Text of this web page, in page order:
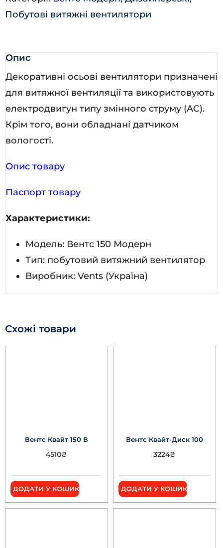
Побутові витяжні вентилятори
Опис
Декоративні осьові вентилятори призначені
для витяжної вентиляції та використовують
електродвигун типу змінного струму (AC).
Крім того, вони обладнані датчиком
вологості.
Опис товару
Паспорт товару
Характеристики:
Модель: Вентс 150 Модерн
Тип: побутовий витяжний вентилятор
Виробник: Vents (Україна)
Схожі товари
Вентс Квайт 150 В
4510₴
ДОДАТИ У КОШИК
Вентс Квайт-Диск 100
3224₴
ДОДАТИ У КОШИК